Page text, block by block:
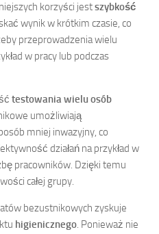
korzyści jestszybkość
wynik w krótkim czasie, co
przeprowadzenia wielu
w pracy lub podczas
testowania wielu osób
umożliwiają
mniej inwazyjny, co
działań na przykład w
pracowników. Dzięki temu
całej grupy.
bezustnikowych zyskuje
higienicznego. Ponieważ nie